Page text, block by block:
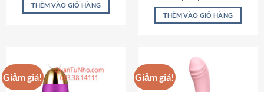
5 sao 590,000 ₫.
345,000 ₫.
THÊM VÀO GIỎ HÀNG
hạng4.73
5 sao
THÊM VÀO GIỎ HÀNG
Giảm giá! Giảm giá!